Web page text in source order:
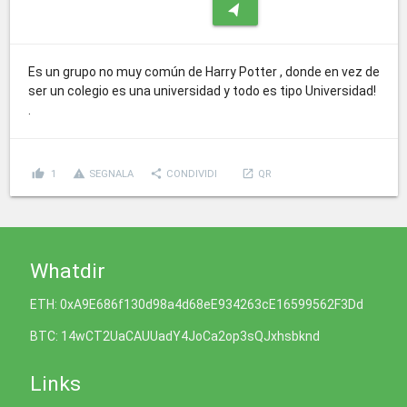
navigation
Es un grupo no muy común de Harry Potter , donde en vez de
ser un colegio es una universidad y todo es tipo Universidad!
thumb_up 1 report_problem SEGNALA share CONDIVIDI launch QR
Whatdir
ETH: 0xA9E686f130d98a4d68eE934263cE16599562F3Dd
BTC: 14wCT2UaCAUUadY4JoCa2op3sQJxhsbknd
Links